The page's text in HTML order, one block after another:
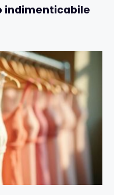
indimenticabile